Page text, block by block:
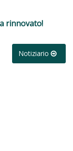
rinnovato!
Notiziario